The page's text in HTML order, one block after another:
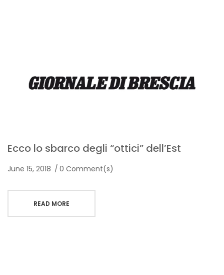
Ecco lo sbarco degli “ottici” dell’Est
June 15, 2018 0 Comment(s)
READ MORE